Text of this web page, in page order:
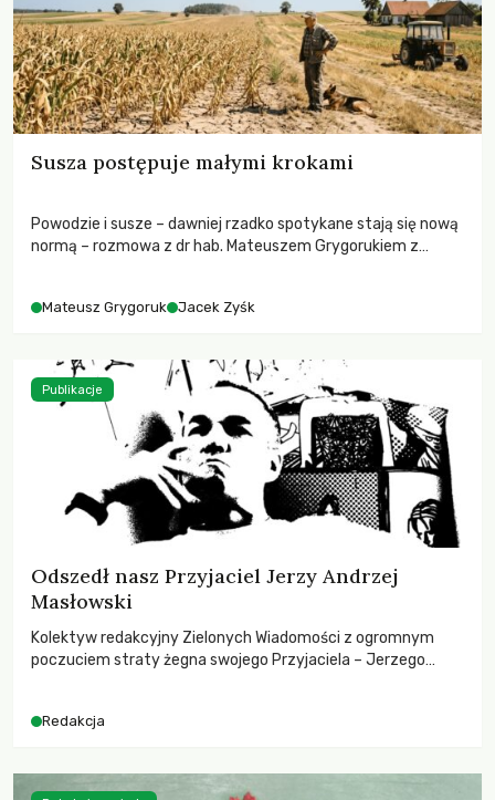
Susza postępuje małymi krokami
Powodzie i susze – dawniej rzadko spotykane stają się nową
normą – rozmowa z dr hab. Mateuszem Grygorukiem z
Mateusz Grygoruk Jacek Zyśk
Odszedł nasz Przyjaciel Jerzy Andrzej
Masłowski
Kolektyw redakcyjny Zielonych Wiadomości z ogromnym
poczuciem straty żegna swojego Przyjaciela – Jerzego
Redakcja
Publikacje